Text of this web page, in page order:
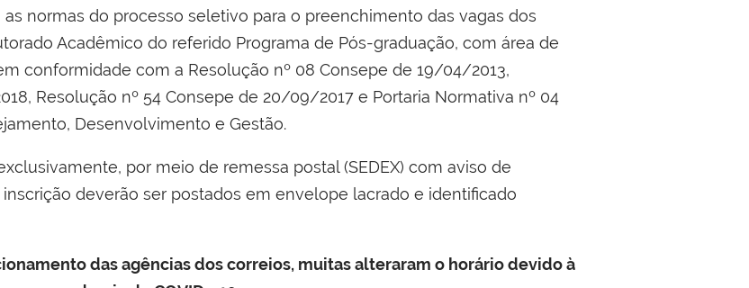
normas do processo seletivo para o preenchimento das vagas dos
Acadêmico do referido Programa de Pós-graduação, com área de
conformidade com a Resolução nº 08 Consepe de 19/04/2013,
Resolução nº 54 Consepe de 20/09/2017 e Portaria Normativa nº 04
Desenvolvimento e Gestão.
por meio de remessa postal (SEDEX) com aviso de
deverão ser postados em envelope lacrado e identificado
das agências dos correios, muitas alteraram o horário devido à